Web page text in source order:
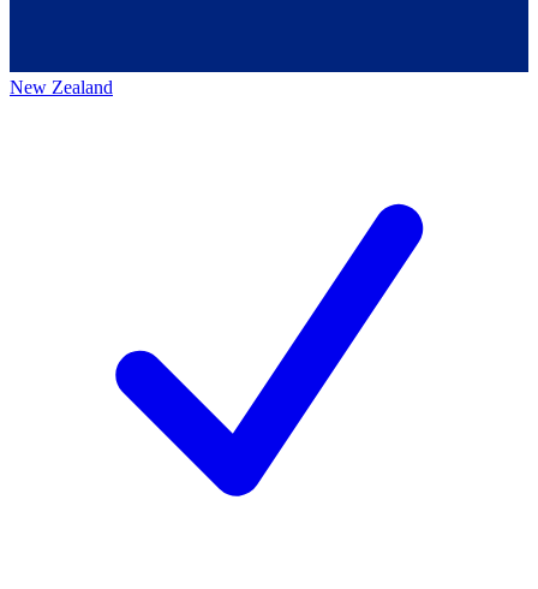
New Zealand